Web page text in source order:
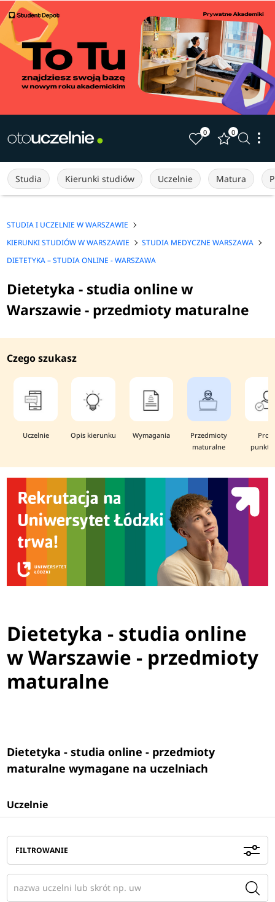
0 0
Studia Kierunki studiów Uczelnie Matura
STUDIA I UCZELNIE W WARSZAWIE
KIERUNKI STUDIÓW W WARSZAWIE
STUDIA MEDYCZNE WARSZAWA
DIETETYKA – STUDIA ONLINE - WARSZAWA
Dietetyka - studia online w
Warszawie - przedmioty maturalne
Czego szukasz
Uczelnie Opis kierunku Wymagania
Przedmioty
maturalne
Dietetyka - studia online
w Warszawie - przedmioty
maturalne
Dietetyka - studia online - przedmioty
maturalne wymagane na uczelniach
Uczelnie
FILTROWANIE